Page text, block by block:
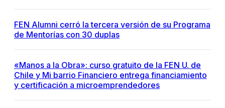
FEN Alumni cerró la tercera versión de su Programa
de Mentorías con 30 duplas
«Manos a la Obra»: curso gratuito de la FEN U. de
Chile y Mi barrio Financiero entrega financiamiento
y certificación a microemprendedores